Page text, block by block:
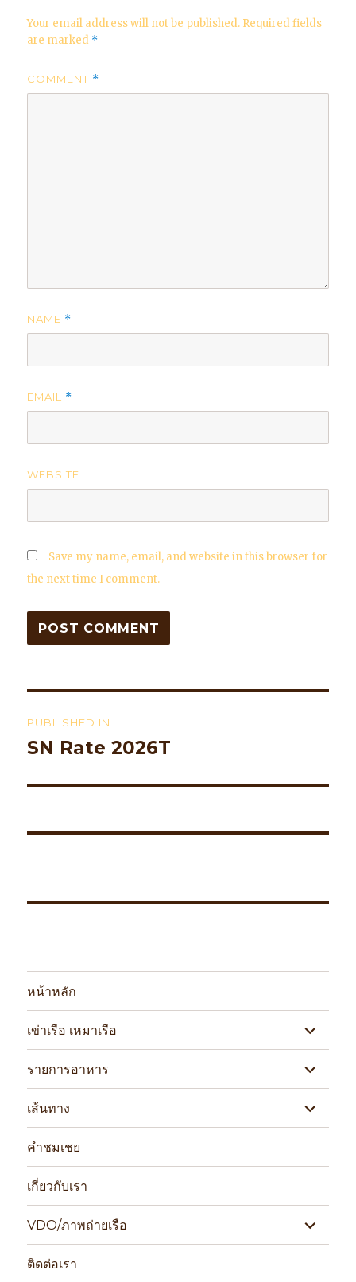
Your email address will not be published. Required fields
are marked *
COMMENT *
NAME *
EMAIL *
WEBSITE
Save my name, email, and website in this browser for
the next time I comment.
navigation
PUBLISHED IN
SN Rate 2026T
หน้าหลัก
เข่าเรือ เหมาเรือ
expand
child
menu
รายการอาหาร
expand
child
menu
เส้นทาง
expand
child
menu
คำชมเชย
เกี่ยวกับเรา
VDO/ภาพถ่ายเรือ
expand
child
menu
ติดต่อเรา